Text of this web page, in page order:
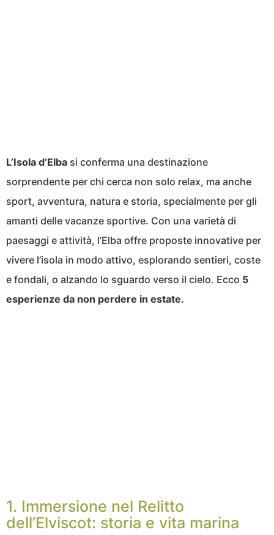
L’Isola d’Elba si conferma una destinazione
sorprendente per chi cerca non solo relax, ma anche
sport, avventura, natura e storia, specialmente per gli
amanti delle vacanze sportive. Con una varietà di
paesaggi e attività, l’Elba offre proposte innovative per
vivere l’isola in modo attivo, esplorando sentieri, coste
e fondali, o alzando lo sguardo verso il cielo. Ecco 5
esperienze da non perdere in estate.
1. Immersione nel Relitto
dell’Elviscot: storia e vita marina